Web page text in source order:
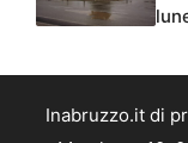
Inabruzzo.it di